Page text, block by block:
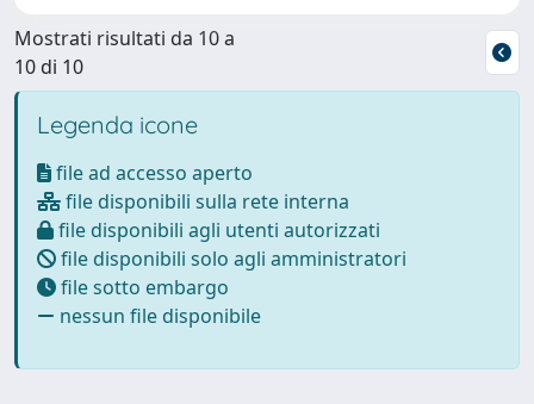
Mostrati risultati da 10 a
10 di 10
Legenda icone
file ad accesso aperto
file disponibili sulla rete interna
file disponibili agli utenti autorizzati
file disponibili solo agli amministratori
file sotto embargo
nessun file disponibile